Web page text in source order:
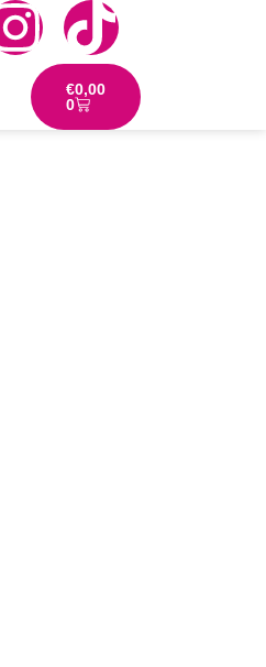
€0,00
0